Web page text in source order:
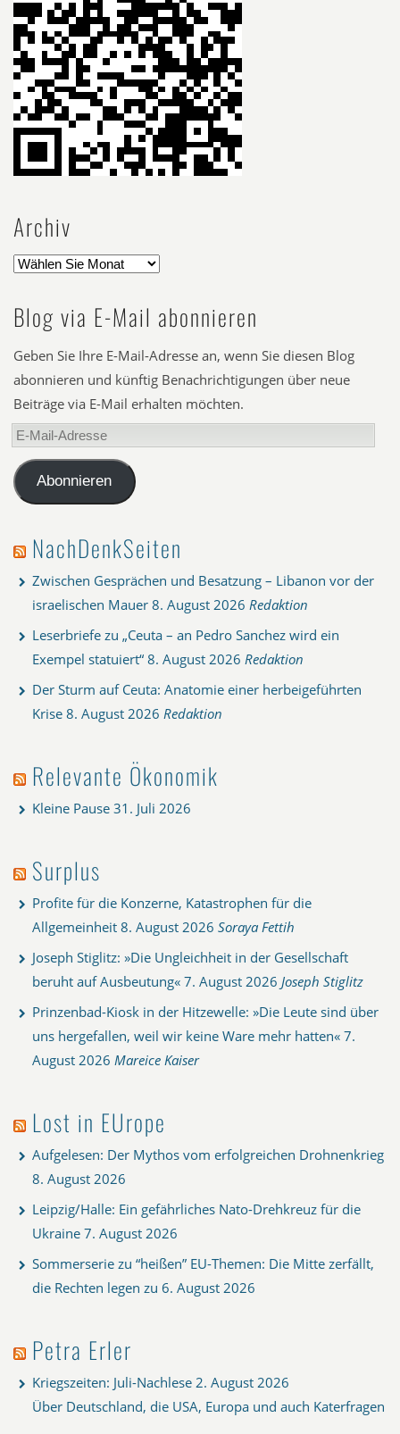
Archiv
Blog via E-Mail abonnieren
Geben Sie Ihre E-Mail-Adresse an, wenn Sie diesen Blog
abonnieren und künftig Benachrichtigungen über neue
Beiträge via E-Mail erhalten möchten.
E-
Mail-
AdresseAbonnieren
NachDenkSeiten
Zwischen Gesprächen und Besatzung – Libanon vor der
israelischen Mauer 8. August 2026 Redaktion
Leserbriefe zu „Ceuta – an Pedro Sanchez wird ein
Exempel statuiert“ 8. August 2026 Redaktion
Der Sturm auf Ceuta: Anatomie einer herbeigeführten
Krise 8. August 2026 Redaktion
Relevante Ökonomik
Kleine Pause 31. Juli 2026
Surplus
Profite für die Konzerne, Katastrophen für die
Allgemeinheit 8. August 2026 Soraya Fettih
Joseph Stiglitz: »Die Ungleichheit in der Gesellschaft
beruht auf Ausbeutung« 7. August 2026 Joseph Stiglitz
Prinzenbad-Kiosk in der Hitzewelle: »Die Leute sind über
uns hergefallen, weil wir keine Ware mehr hatten« 7.
August 2026 Mareice Kaiser
Lost in EUrope
Aufgelesen: Der Mythos vom erfolgreichen Drohnenkrieg
8. August 2026
Leipzig/Halle: Ein gefährliches Nato-Drehkreuz für die
Ukraine 7. August 2026
Sommerserie zu “heißen” EU-Themen: Die Mitte zerfällt,
die Rechten legen zu 6. August 2026
Petra Erler
Kriegszeiten: Juli-Nachlese 2. August 2026
Über Deutschland, die USA, Europa und auch Katerfragen